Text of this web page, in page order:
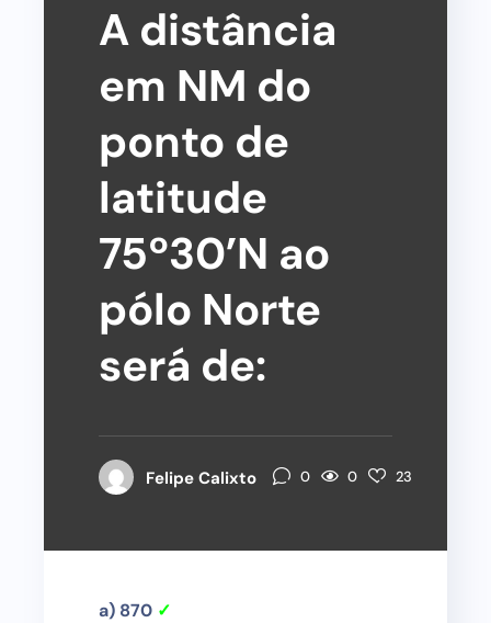
A distância
em NM do
ponto de
latitude
75º30’N ao
pólo Norte
será de:
Felipe Calixto 0 0 23
a) 870 ✓